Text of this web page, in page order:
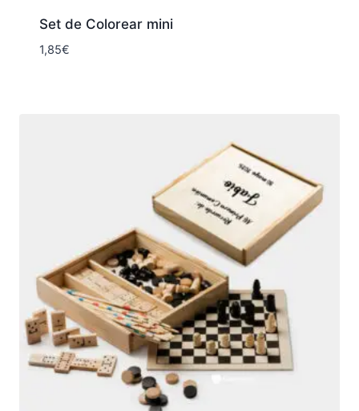
Set de Colorear mini
1,85€